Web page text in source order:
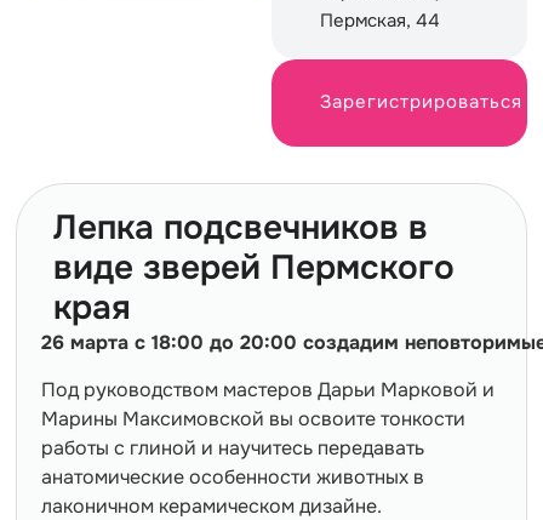
Пермская, 44
Зарегистрироваться
Лепка подсвечников в
виде зверей Пермского
края
26 марта с 18:00 до 20:00 создадим
Под руководством мастеров Дарьи Марковой и
Марины Максимовской вы освоите тонкости
работы с глиной и научитесь передавать
анатомические особенности животных в
лаконичном керамическом дизайне.